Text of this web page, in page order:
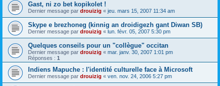
Gast, ni zo bet kopikolet !
Dernier message par drouizig « jeu. mars 15, 2007 11:34 am
Skype e brezhoneg (kinnig an droidigezh gant Diwan SB)
Dernier message par drouizig « lun. févr. 05, 2007 5:30 pm
Quelques conseils pour un "collègue" occitan
Dernier message par drouizig « mar. janv. 30, 2007 1:01 pm
Réponses : 1
Indiens Mapuche : l'identité culturelle face à Microsoft
Dernier message par drouizig « ven. nov. 24, 2006 5:27 pm